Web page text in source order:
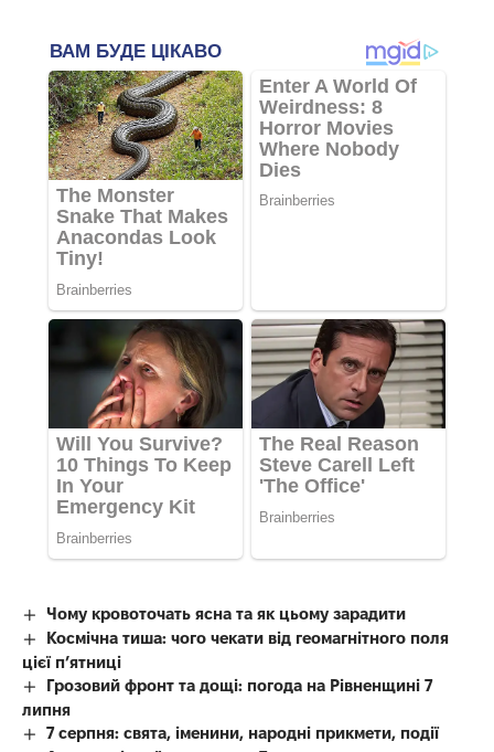
Чому кровоточать ясна та як цьому зарадити
Космічна тиша: чого чекати від геомагнітного поля
цієї п’ятниці
Грозовий фронт та дощі: погода на Рівненщині 7
липня
7 серпня: свята, іменини, народні прикмети, події